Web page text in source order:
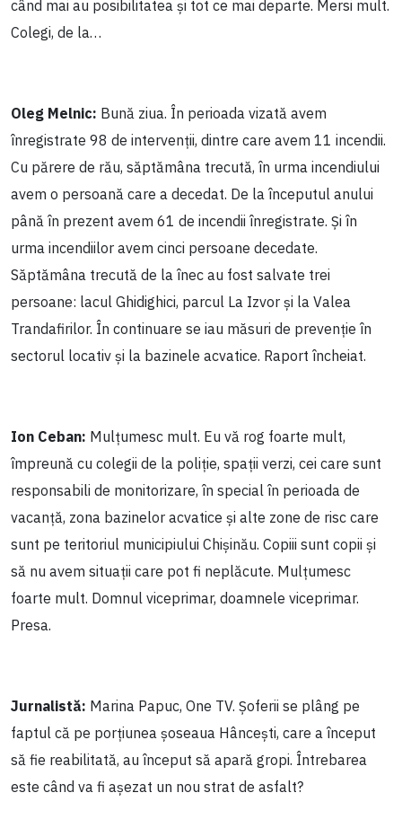
când mai au posibilitatea și tot ce mai departe. Mersi mult.
Colegi, de la…
Oleg Melnic: Bună ziua. În perioada vizată avem
înregistrate 98 de intervenții, dintre care avem 11 incendii.
Cu părere de rău, săptămâna trecută, în urma incendiului
avem o persoană care a decedat. De la începutul anului
până în prezent avem 61 de incendii înregistrate. Și în
urma incendiilor avem cinci persoane decedate.
Săptămâna trecută de la înec au fost salvate trei
persoane: lacul Ghidighici, parcul La Izvor și la Valea
Trandafirilor. În continuare se iau măsuri de prevenție în
sectorul locativ și la bazinele acvatice. Raport încheiat.
Ion Ceban: Mulțumesc mult. Eu vă rog foarte mult,
împreună cu colegii de la poliție, spații verzi, cei care sunt
responsabili de monitorizare, în special în perioada de
vacanță, zona bazinelor acvatice și alte zone de risc care
sunt pe teritoriul municipiului Chișinău. Copiii sunt copii și
să nu avem situații care pot fi neplăcute. Mulțumesc
foarte mult. Domnul viceprimar, doamnele viceprimar.
Presa.
Jurnalistă: Marina Papuc, One TV. Șoferii se plâng pe
faptul că pe porțiunea șoseaua Hâncești, care a început
să fie reabilitată, au început să apară gropi. Întrebarea
este când va fi așezat un nou strat de asfalt?